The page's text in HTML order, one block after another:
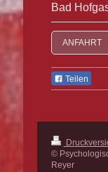
Bad
ANFAHRT
Teilen
©
Reyer